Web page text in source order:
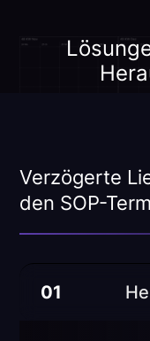
Verzögerte
den SOP-
01